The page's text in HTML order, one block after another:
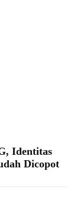
Identitas
Dicopot